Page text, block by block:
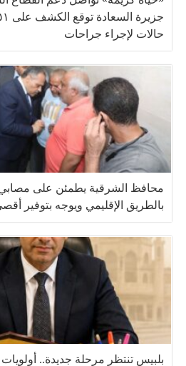
حالات لإجراء جراحات
محافظ الشرقية يطمئن على
بالطريق الإقليمي ويوجه بتوفير
بلبيس تنتظر مرحلة جديدة..